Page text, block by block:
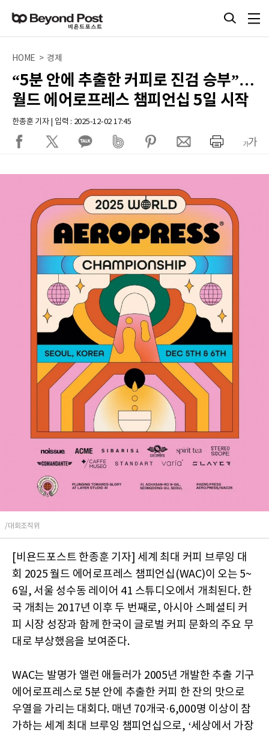
HOME > 경제
“5분 안에 추출한 커피로 진검 승부”…
월드 에어로프레스 챔피언십 5일 시작
한종훈 기자 | 입력 : 2025-12-02 17:45
/대회조직위
[비욘드포스트 한종훈 기자] 세계 최대 커피 브루잉 대
회 2025 월드 에어로프레스 챔피언십(WAC)이 오는 5~
6일, 서울 성수동 레이어 41 스튜디오에서 개최된다. 한
국 개최는 2017년 이후 두 번째로, 아시아 스페셜티 커
피 시장 성장과 함께 한국이 글로벌 커피 문화의 주요 무
대로 부상했음을 보여준다.
WAC는 발명가 앨런 애들러가 2005년 개발한 추출 기구
에어로프레스로 5분 안에 추출한 커피 한 잔의 맛으로
우열을 가리는 대회다. 매년 70개국·6,000명 이상이 참
가하는 세계 최대 브루잉 챔피언십으로, ‘세상에서 가장